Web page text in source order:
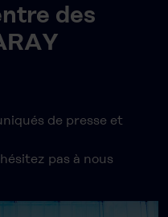
des
de presse et
pas à nous